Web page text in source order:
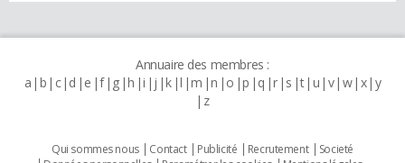
Annuaire des membres :
a b c d e f g h i j k l m n o p q r s t u v w x y
z
Qui sommes nous Contact Publicité Recrutement
Societé